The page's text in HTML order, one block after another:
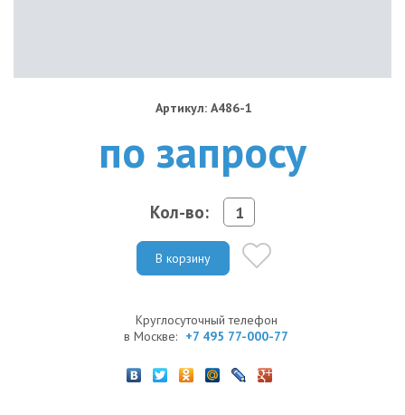
Артикул: A486-1
по запросу
Кол-во:
В корзину
Круглосуточный телефон
в Москве: +7 495 77-000-77